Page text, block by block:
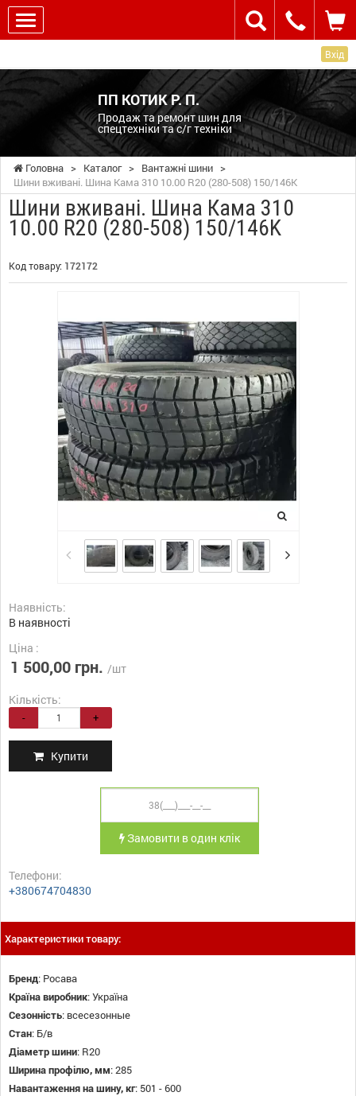
Вхід
ПП КОТИК Р. П.
Продаж та ремонт шин для
спецтехніки та с/г техніки
Головна > Каталог > Вантажні шини >
Шини вживані. Шина Кама 310 10.00 R20 (280-508) 150/146K
Шини вживані. Шина Кама 310
10.00 R20 (280-508) 150/146K
Код товару: 172172
Наявність:
В наявності
Ціна :
1 500,00 грн. /шт
Кількість:
- +
Купити
Замовити в один клік
Телефони:
+380674704830
Характеристики товару:
Бренд: Росава
Країна виробник:Україна
Сезонність: всесезонные
Стан: Б/в
Діаметр шини: R20
Ширина профілю, мм:285
Навантаження на шину, кг: 501 - 600